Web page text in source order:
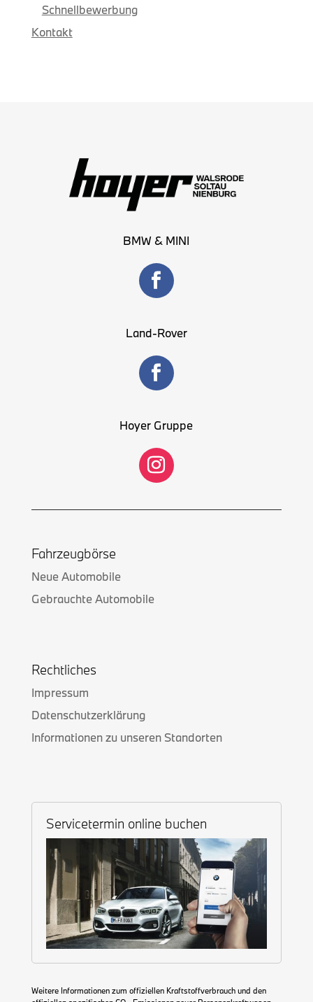
Schnellbewerbung
Kontakt
BMW & MINI
Land-Rover
Hoyer Gruppe
Fahrzeugbörse
Neue Automobile
Gebrauchte Automobile
Rechtliches
Impressum
Datenschutzerklärung
Informationen zu unseren Standorten
Servicetermin online buchen
Weitere Informationen zum offiziellen Kraftstoffverbrauch und den